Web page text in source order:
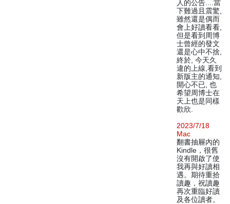
人的公告....當
下難過且震驚,
雖然還是偶而
會上好讀看看,
但是看到周博
士曾經的發文
還是心中不捨,
終於, 今天久
違的上線,看到
新版主的通知,
開心不已, 也
希望周博士在
天上也是同樣
歡欣.
2023/7/18
Mac
翻書抽屜內的
Kindle，很舊
沒有開啟了使
我再與好讀相
遇。期待重拾
讀趣，祝讀趣
再次重臨好讀
及各位讀者。